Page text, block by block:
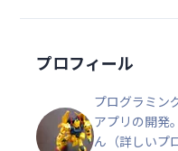
プロフィール
プログラミン
アプリの開発
ん（詳しいプ